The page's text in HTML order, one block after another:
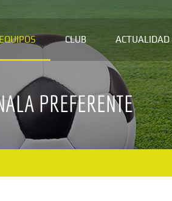
EQUIPOS CLUB ACTUALIDAD
PREFERENTE